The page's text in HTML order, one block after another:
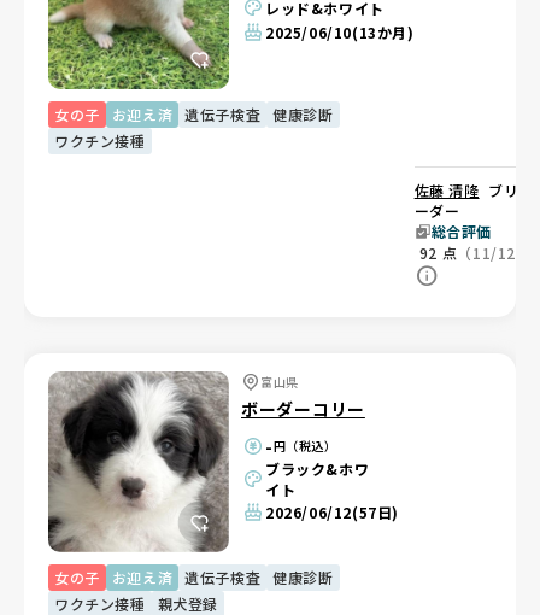
レッド&ホワイト
2025/06/10(13か月)
女の子 お迎え済 遺伝子検査
健康診断
ワクチン接種
佐藤 清隆 ブリ
ーダー
総合評価
92 点 （11/12）
富山県
ボーダーコリー
-円（税込）
ブラック&ホワ
イト
2026/06/12(57日)
女の子 お迎え済 遺伝子検査
健康診断
ワクチン接種
親犬登録